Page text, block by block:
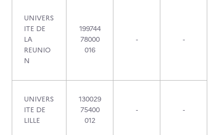
UNIVERS
ITE DE
LA
REUNIO
N
199744
78000
016
- -
UNIVERS
ITE DE
LILLE
130029
75400
012
- -